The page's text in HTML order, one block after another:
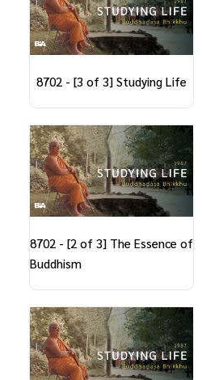
8702 - [3 of 3] Studying Life
8702 - [2 of 3] The Essence of
Buddhism